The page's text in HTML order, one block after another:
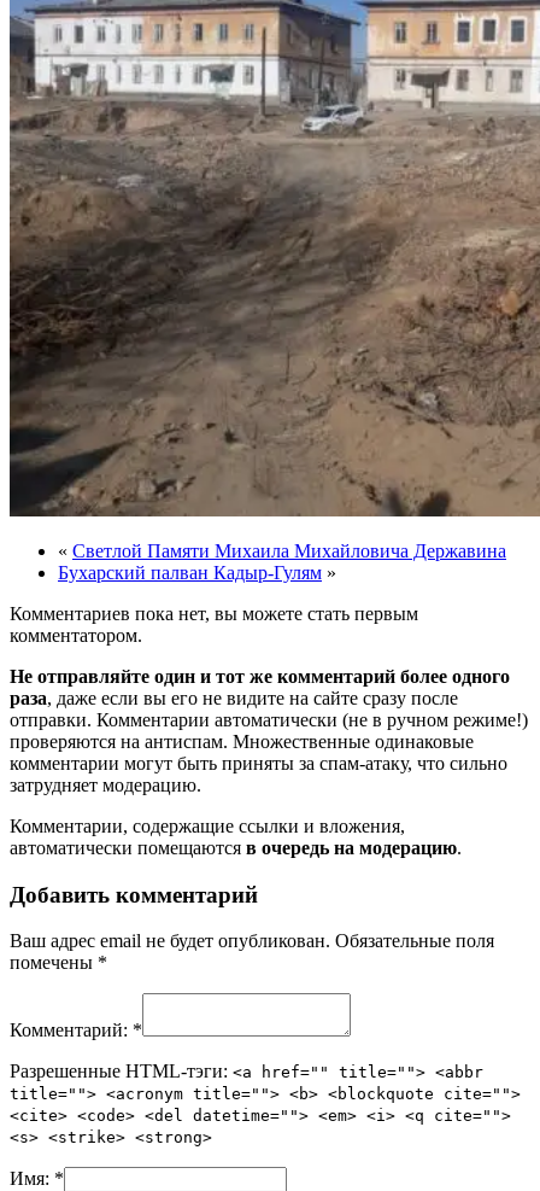
« Светлой Памяти Михаила Михайловича Державина
Бухарский палван Кадыр-Гулям »
Комментариев пока нет, вы можете стать первым
комментатором.
Не отправляйте один и тот же комментарий более одного
раза, даже если вы его не видите на сайте сразу после
отправки. Комментарии автоматически (не в ручном режиме!)
проверяются на антиспам. Множественные одинаковые
комментарии могут быть приняты за спам-атаку, что сильно
затрудняет модерацию.
Комментарии, содержащие ссылки и вложения,
автоматически помещаются в очередь на модерацию.
Добавить комментарий
Ваш адрес email не будет опубликован. Обязательные поля
помечены *
Комментарий: *
Разрешенные HTML-тэги: <a href="" title=""> <abbr
title=""> <acronym title=""> <b> <blockquote cite="">
<cite> <code> <del datetime=""> <em> <i> <q cite="">
<s> <strike> <strong>
Имя: *